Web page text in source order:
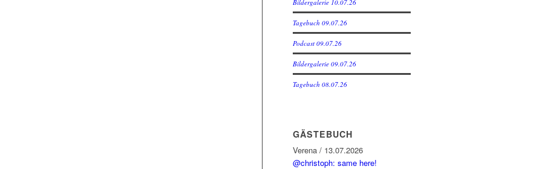
Bildergalerie 10.07.26
Tagebuch 09.07.26
Podcast 09.07.26
Bildergalerie 09.07.26
Tagebuch 08.07.26
GÄSTEBUCH
Verena / 13.07.2026
@christoph: same here!